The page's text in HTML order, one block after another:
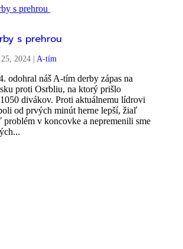
s prehrou
2024 | A-tím
odohral náš A-tím derby zápas na
proti Osrbliu, na ktorý prišlo
divákov. Proti aktuálnemu lídrovi
od prvých minút herne lepší, žiaľ
problém v koncovke a nepremenili sme